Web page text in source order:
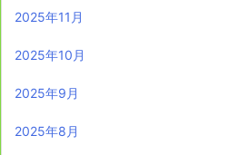
2025年11月
2025年10月
2025年9月
2025年8月